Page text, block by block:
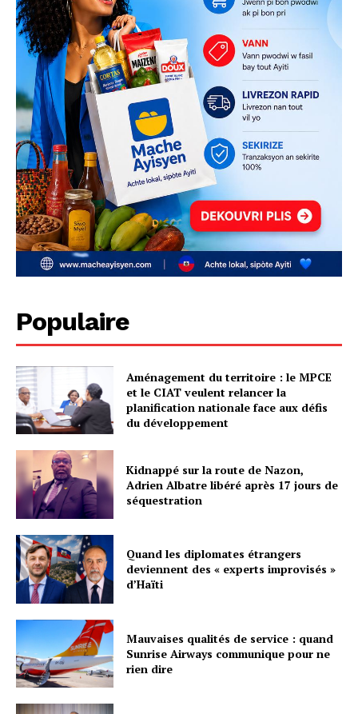
Populaire
Aménagement du territoire : le MPCE
et le CIAT veulent relancer la
planification nationale face aux défis
du développement
Kidnappé sur la route de Nazon,
Adrien Albatre libéré après 17 jours de
séquestration
Quand les diplomates étrangers
deviennent des « experts improvisés »
d’Haïti
Mauvaises qualités de service : quand
Sunrise Airways communique pour ne
rien dire